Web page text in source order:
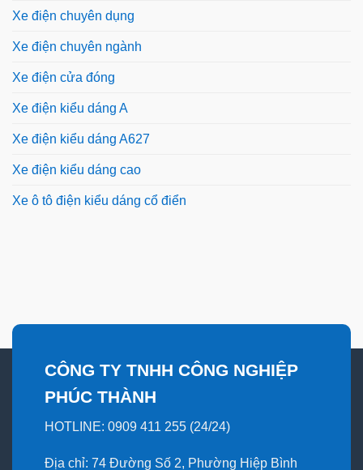
Xe điện chuyên dụng
Xe điện chuyên ngành
Xe điện cửa đóng
Xe điện kiểu dáng A
Xe điện kiểu dáng A627
Xe điện kiểu dáng cao
Xe ô tô điện kiểu dáng cổ điển
CÔNG TY TNHH CÔNG NGHIỆP
PHÚC THÀNH
HOTLINE: 0909 411 255 (24/24)
Địa chỉ: 74 Đường Số 2, Phường Hiệp Bình